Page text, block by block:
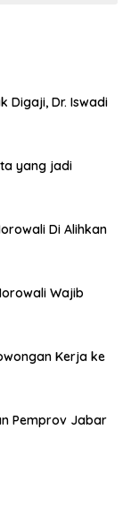
Digaji, Dr. Iswadi
yang jadi
Di Alihkan
Wajib
Kerja ke
Pemprov Jabar